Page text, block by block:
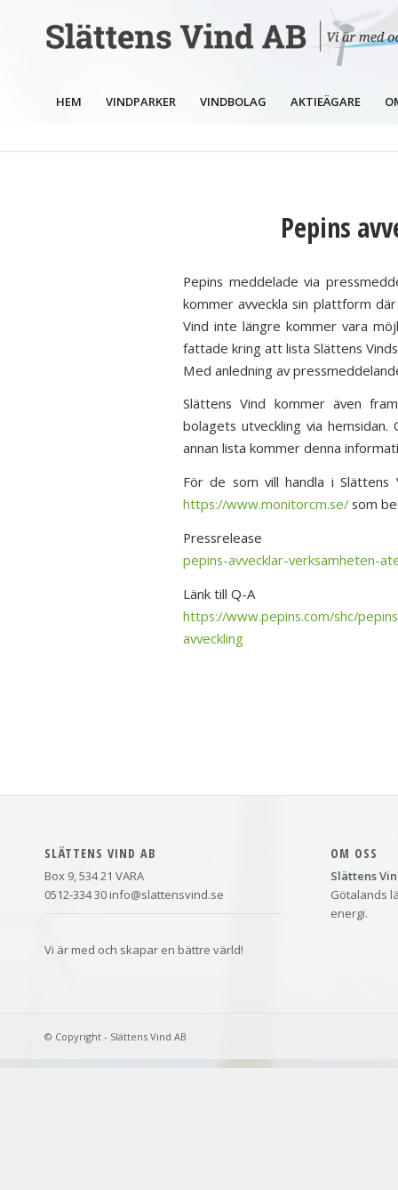
HEM VINDPARKER VINDBOLAG AKTIEÄGARE
Pepins
Pepins meddelade via
kommer avveckla sin plattform
Vind inte längre kommer vara
fattade kring att lista Slättens
Med anledning av
Slättens Vind kommer även
bolagets utveckling via
annan lista kommer denna
För de som vill handla i Slättens
https://www.monitorcm.se/som
Pressrelease
pepins-avvecklar-verksamheten-
Länk till Q-A
https://www.pepins.com/shc/
avveckling
SLÄTTENS VIND AB
Box 9, 534 21 VARA
0512-334 30 info@slattensvind.se
Vi är med och skapar en bättre värld!
OM OSS
Slättens
Götalands
energi.
© Copyright - Slättens Vind AB